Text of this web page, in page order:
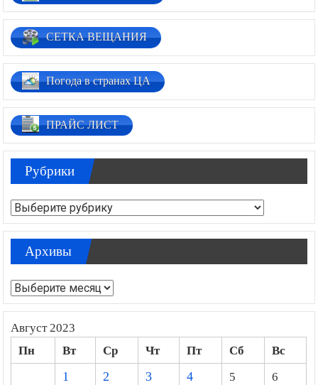
СЕТКА ВЕЩАНИЯ
Погода в странах ЦА
ПРАЙС ЛИСТ
Рубрики
Рубрики
Архивы
Архивы
Август 2023
Пн Вт Ср Чт Пт Сб
Вс
1
2 3 4 5
6